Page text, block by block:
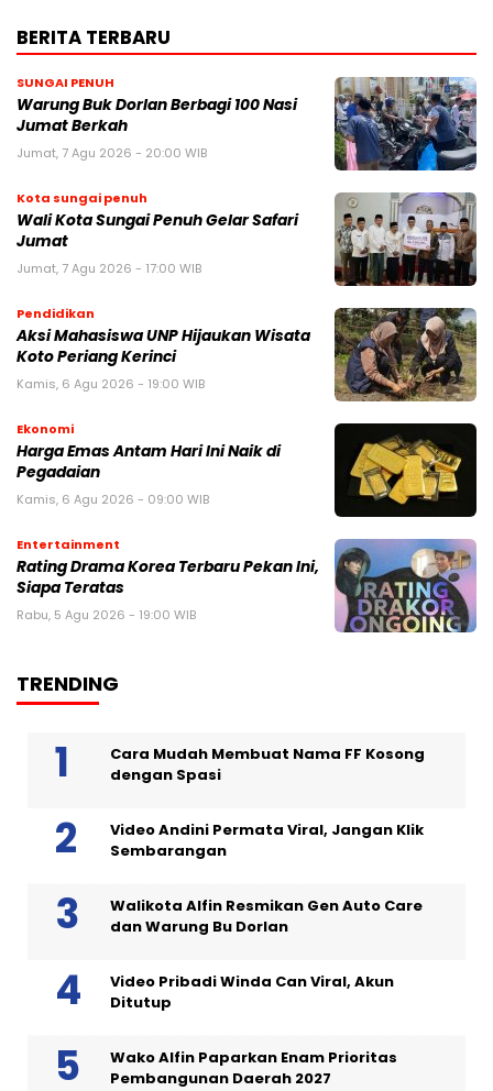
BERITA TERBARU
SUNGAI PENUH
Warung Buk Dorlan Berbagi 100 Nasi
Jumat Berkah
Jumat, 7 Agu 2026 - 20:00 WIB
Kota sungai penuh
Wali Kota Sungai Penuh Gelar Safari
Jumat
Jumat, 7 Agu 2026 - 17:00 WIB
Pendidikan
Aksi Mahasiswa UNP Hijaukan Wisata
Koto Periang Kerinci
Kamis, 6 Agu 2026 - 19:00 WIB
Ekonomi
Harga Emas Antam Hari Ini Naik di
Pegadaian
Kamis, 6 Agu 2026 - 09:00 WIB
Entertainment
Rating Drama Korea Terbaru Pekan Ini,
Siapa Teratas
Rabu, 5 Agu 2026 - 19:00 WIB
TRENDING
Cara Mudah Membuat Nama FF Kosong
dengan Spasi
Video Andini Permata Viral, Jangan Klik
Sembarangan
Walikota Alfin Resmikan Gen Auto Care
dan Warung Bu Dorlan
Video Pribadi Winda Can Viral, Akun
Ditutup
Wako Alfin Paparkan Enam Prioritas
Pembangunan Daerah 2027